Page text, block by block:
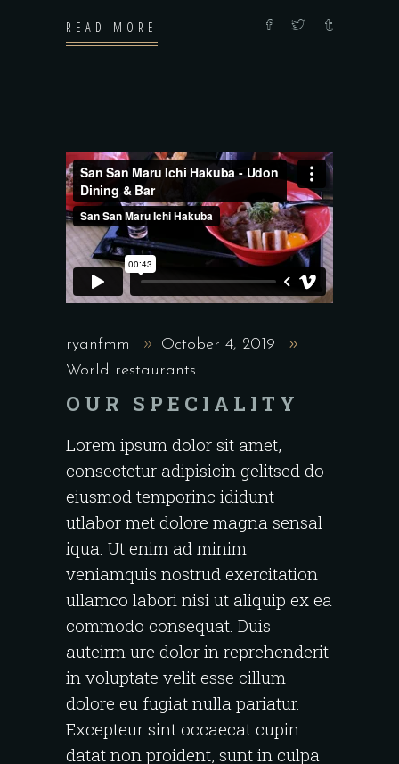
READ MORE
ryanfmm
October 4, 2019
World restaurants
OUR SPECIALITY
Lorem ipsum dolor sit amet,
consectetur adipisicin gelitsed do
eiusmod temporinc ididunt
utlabor met dolore magna sensal
iqua. Ut enim ad minim
veniamquis nostrud exercitation
ullamco labori nisi ut aliquip ex ea
commodo consequat. Duis
auteirm ure dolor in reprehenderit
in voluptate velit esse cillum
dolore eu fugiat nulla pariatur.
Excepteur sint occaecat cupin
datat non proident, sunt in culpa